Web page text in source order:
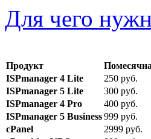
Для чего
Продукт
ISPmanager 4 Lite
250 руб.
ISPmanager 5 Lite
300 руб.
ISPmanager 4 Pro
400 руб.
ISPmanager 5 Business999 руб.
cPanel
2999 руб.